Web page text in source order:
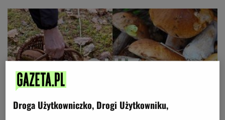
Droga Użytkowniczko, Drogi Użytkowniku,